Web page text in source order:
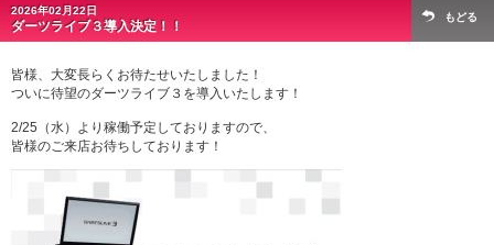
2026年02月22日
ダーツライブ３導入決定！！
もどる
皆様、大変長らくお待たせいたしました！
ついに待望のダーツライブ３を導入いたします！
2/25（水）より稼働予定しておりますので、
皆様のご来店お待ちしております！